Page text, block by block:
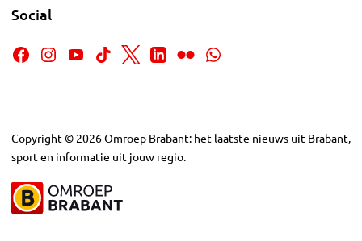
Social
Copyright © 2026Omroep Brabant: het laatste nieuws uit Brabant,
sport en informatie uit jouw regio.